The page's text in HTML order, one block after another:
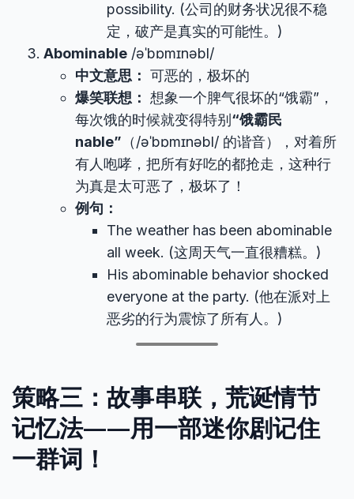
possibility. (公司的财务状况很不稳
定，破产是真实的可能性。)
Abominable /əˈbɒmɪnəbl/
中文意思： 可恶的，极坏的
爆笑联想： 想象一个脾气很坏的“饿霸”，
每次饿的时候就变得特别 “饿霸民
nable” （/əˈbɒmɪnəbl/ 的谐音），对着所
有人咆哮，把所有好吃的都抢走，这种行
为真是太可恶了，极坏了！
例句：
The weather has been abominable
all week. (这周天气一直很糟糕。)
His abominable behavior shocked
everyone at the party. (他在派对上
恶劣的行为震惊了所有人。)
策略三：故事串联，荒诞情节
记忆法——用一部迷你剧记住
一群词！